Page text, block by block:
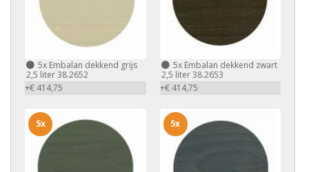
5x Embalan dekkend grijs
2,5 liter 38.2652
+€ 414,75
5xEmbalan dekkend zwart
2,5 liter 38.2653
+€ 414,75
5x 5x